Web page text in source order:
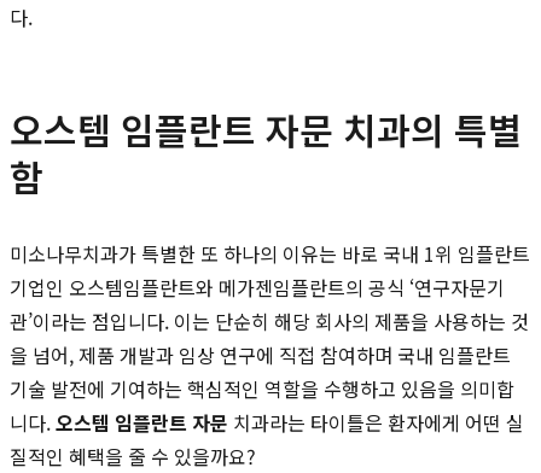
다.
오스템 임플란트 자문 치과의 특별
함
미소나무치과가 특별한 또 하나의 이유는 바로 국내 1위 임플란트
기업인 오스템임플란트와 메가젠임플란트의 공식 ‘연구자문기
관’이라는 점입니다. 이는 단순히 해당 회사의 제품을 사용하는 것
을 넘어, 제품 개발과 임상 연구에 직접 참여하며 국내 임플란트
기술 발전에 기여하는 핵심적인 역할을 수행하고 있음을 의미합
니다.오스템 임플란트 자문 치과라는 타이틀은 환자에게 어떤 실
질적인 혜택을 줄 수 있을까요?